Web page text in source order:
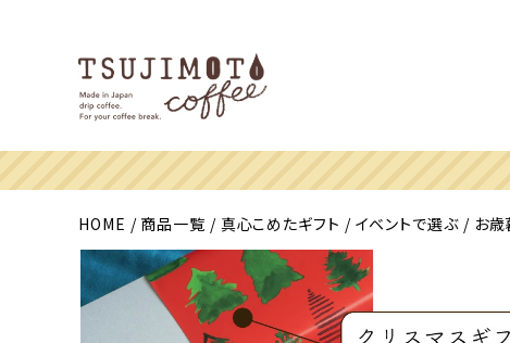
HOME 商品一覧 真心こめたギフト イベントで選ぶ お歳